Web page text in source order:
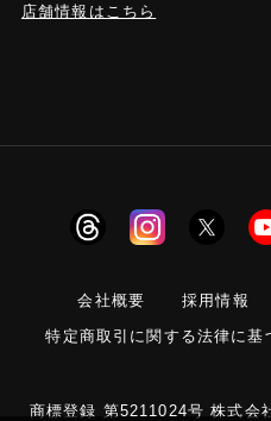
店舗情報はこちら
会社概要 採用情報
特定商取引に関する法律に基
商標登録 第5211024号 株式会